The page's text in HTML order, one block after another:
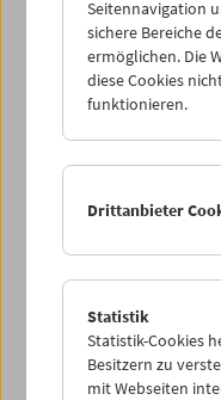
Poschauko und
Autoritätsgläubigkeit
aus einem
einfacher
simplen
herrschsüchtigen
unterdrücken. (Text:
<< Zurück zur
Share on
Seitennavigation
sichere Bereiche
ermöglichen. Die
diese Cookies
funktionieren.
Drittanbieter
Statistik
Statistik-Cookies
Besitzern zu
mit Webseiten